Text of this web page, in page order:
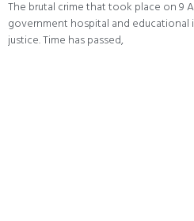
The brutal crime that took place on 9
government hospital and
justice. Time has passed,